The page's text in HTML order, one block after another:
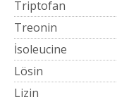
Triptofan
Treonin
İsoleucine
Lösin
Lizin